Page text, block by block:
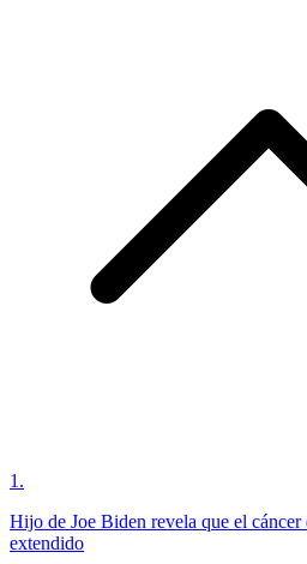
1 .
Hijo de Joe Biden revela que el cáncer
extendido